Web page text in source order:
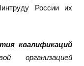
России их
квалификаций
организацией